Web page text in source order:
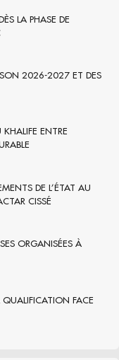
LA PHASE DE
2026-2027 ET DES
ENTRE
DE L’ÉTAT AU
CISSÉ
ORGANISÉES À
FACE